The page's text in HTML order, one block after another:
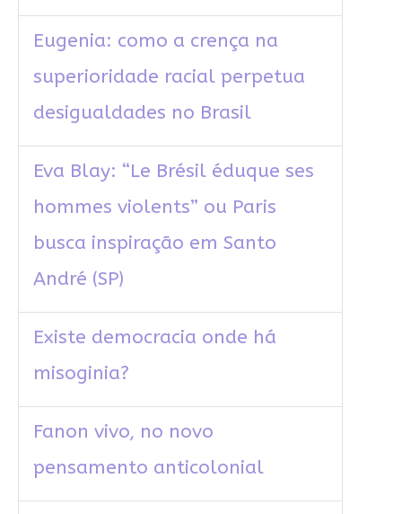
Eugenia: como a crença na
superioridade racial perpetua
desigualdades no Brasil
Eva Blay: “Le Brésil éduque ses
hommes violents” ou Paris
busca inspiração em Santo
André (SP)
Existe democracia onde há
misoginia?
Fanon vivo, no novo
pensamento anticolonial